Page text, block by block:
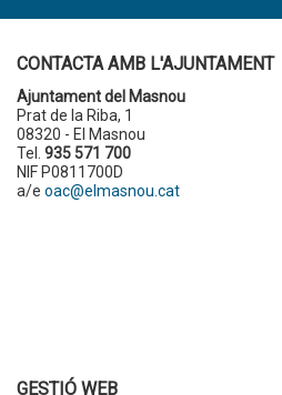
CONTACTA AMB L'AJUNTAMENT
Ajuntament del Masnou
Prat de la Riba, 1
08320 - El Masnou
Tel. 935 571 700
NIF P0811700D
a/e oac@elmasnou.cat
GESTIÓ WEB